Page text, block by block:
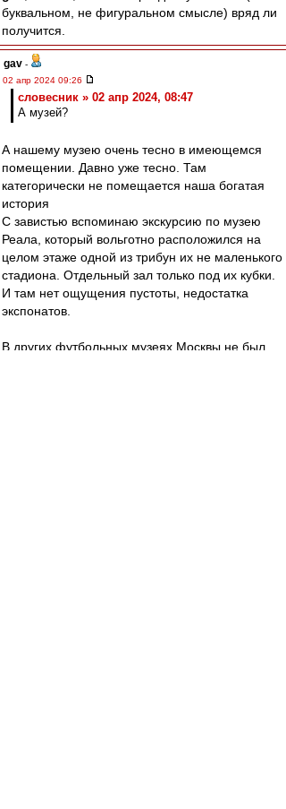
буквальном, не фигуральном смысле) вряд ли
получится.
gav -
02 апр 2024 09:26
словесник » 02 апр 2024, 08:47
А музей?
А нашему музею очень тесно в имеющемся
помещении. Давно уже тесно. Там
категорически не помещается наша богатая
история
С завистью вспоминаю экскурсию по музею
Реала, который вольготно расположился на
целом этаже одной из трибун их не маленького
стадиона. Отдельный зал только под их кубки.
И там нет ощущения пустоты, недостатка
экспонатов.
В других футбольных музеях Москвы не был.